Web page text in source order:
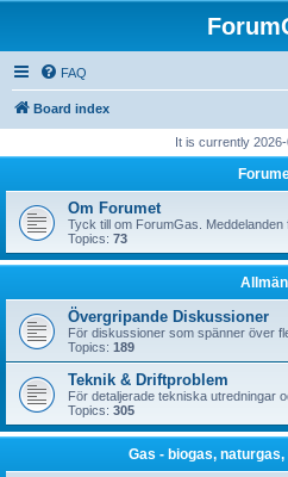
FAQ
Board index
It is currently
Om Forumet
Tyck till om ForumGas.
Topics: 73
Övergripande Diskussioner
För diskussioner som spänner över
Topics: 189
Teknik & Driftproblem
För detaljerade tekniska utredningar
Topics: 305
Gas - biogas,